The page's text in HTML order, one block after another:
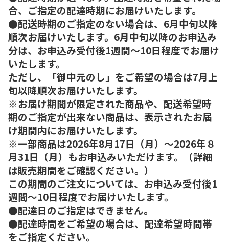
合、ご指定の配達時期にお届けいたします。
●配送時期のご指定のない場合は、6月中旬以降
順次お届けいたします。6月中旬以降のお申込み
分は、お申込み受付後1週間～10日程度でお届け
いたします。
ただし、「御中元のし」をご希望の場合は7月上
旬以降順次お届けいたします。
※お届け期間が限定された商品や、配送希望時
期のご指定が出来ない商品は、表示されたお届
け期間内にお届けいたします。
※一部商品は2026年8月17日（月）～2026年８
月31日（月）もお申込みいただけます。（詳細
は販売期間をご確認ください。）
この期間のご注文については、お申込み受付後1
週間～10日程度でお届けいたします。
●配達日のご指定はできません。
●配達時間をご希望の場合は、配達希望時間帯
をご指定ください。